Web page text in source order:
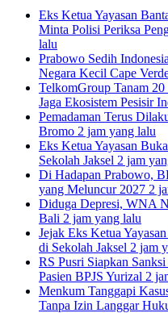
Eks Ketua Yayasan
Minta Polisi Periksa
lalu
Prabowo Sedih
Negara Kecil Cape
TelkomGroup Tanam
Jaga Ekosistem Pesisir
Pemadaman Terus
Bromo 2 jam yang lalu
Eks Ketua Yayasan
Sekolah Jaksel 2 jam
Di Hadapan Prabowo,
yang Meluncur 2027 2
Diduga Depresi, WNA
Bali 2 jam yang lalu
Jejak Eks Ketua
di Sekolah Jaksel 2 jam
RS Pusri Siapkan
Pasien BPJS Yurizal 2
Menkum Tanggapi
Tanpa Izin Langgar